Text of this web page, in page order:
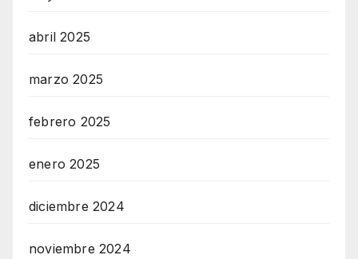
abril 2025
marzo 2025
febrero 2025
enero 2025
diciembre 2024
noviembre 2024